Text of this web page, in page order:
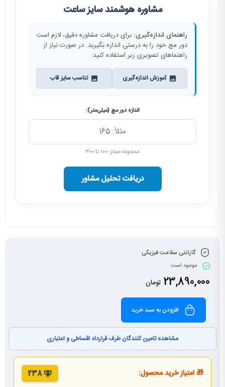
مشاوره هوشمند سایز ساعت
راهنمای اندازه‌گیری: برای دریافت مشاوره دقیق، لازم است
دور مچ خود را به درستی اندازه بگیرید. در صورت نیاز از
راهنماهای تصویری زیر استفاده کنید:
آموزش اندازه‌گیری تناسب سایز قاب
اندازه دور مچ (میلی‌متر):
محدوده مجاز: ۱۰۰ تا ۳۰۰
دریافت تحلیل مشاور
گارانتی سلامت فیزیکی
موجود است
23,890,000 تومان
افزودن به سبد خرید
مشاهده تامین کنندگان طرف قرارداد اقساطی و اعتباری
🎁 امتیاز خرید محصول: 238